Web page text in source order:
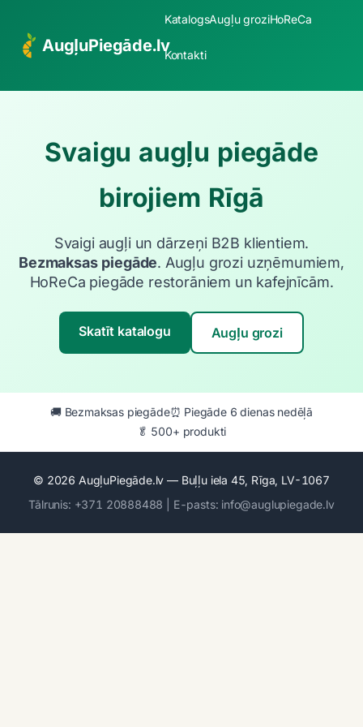
AugļuPiegāde.lv
KatalogsAugļu groziHoReCa
Kontakti
Svaigu augļu piegāde
birojiem Rīgā
Svaigi augļi un dārzeņi B2B klientiem.
Bezmaksas piegāde. Augļu grozi uzņēmumiem,
HoReCa piegāde restorāniem un kafejnīcām.
Skatīt katalogu Augļu grozi
🚚 Bezmaksas piegāde⏰ Piegāde 6 dienas nedēļā
🥬 500+ produkti
© 2026 AugļuPiegāde.lv — Buļļu iela 45, Rīga, LV-1067
Tālrunis: +371 20888488 | E-pasts: info@auglupiegade.lv